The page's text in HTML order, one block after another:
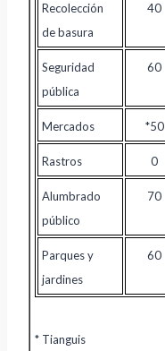
Recolección
de basura
40
Seguridad
pública
60
Mercados *50
Rastros 0
Alumbrado
público
70
Parques y
jardines
60
* Tianguis